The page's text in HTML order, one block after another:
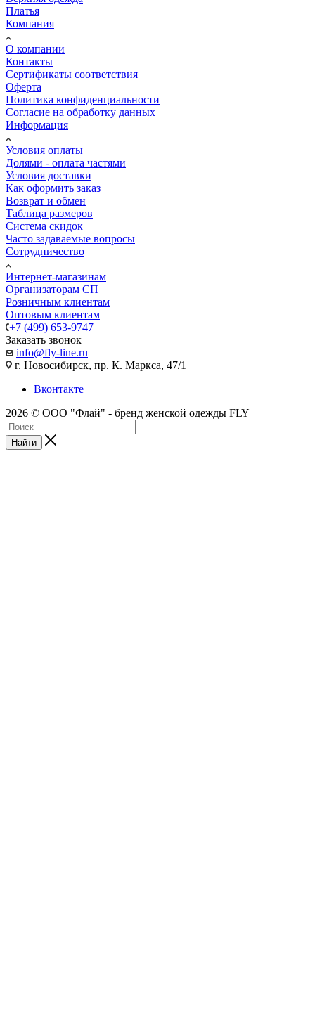
Платья
Компания
О компании
Контакты
Сертификаты соответствия
Оферта
Политика конфиденциальности
Согласие на обработку данных
Информация
Условия оплаты
Долями - оплата частями
Условия доставки
Как оформить заказ
Возврат и обмен
Таблица размеров
Система скидок
Часто задаваемые вопросы
Сотрудничество
Интернет-магазинам
Организаторам СП
Розничным клиентам
Оптовым клиентам
+7 (499) 653-9747
Заказать звонок
info@fly-line.ru
г. Новосибирск, пр. К. Маркса, 47/1
Вконтакте
2026 © ООО "Флай" - бренд женской одежды FLY
Найти